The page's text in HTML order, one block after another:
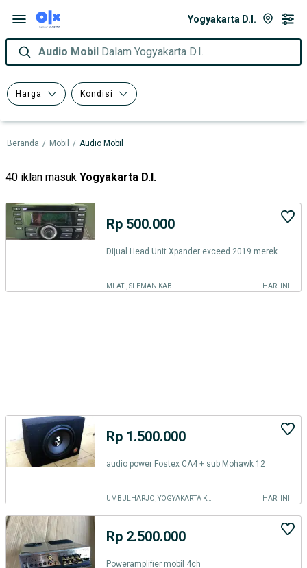
Yogyakarta D.I.
Audio Mobil Dalam Yogyakarta D.I.
Harga Kondisi
Beranda / Mobil / Audio Mobil
40 iklan masuk Yogyakarta D.I.
Rp 500.000
MLATI, SLEMAN KAB. HARI INI
Rp 1.500.000
audio power Fostex CA4 + sub Mohawk 12
HARI INI
Rp 2.500.000
Poweramplifier mobil 4ch